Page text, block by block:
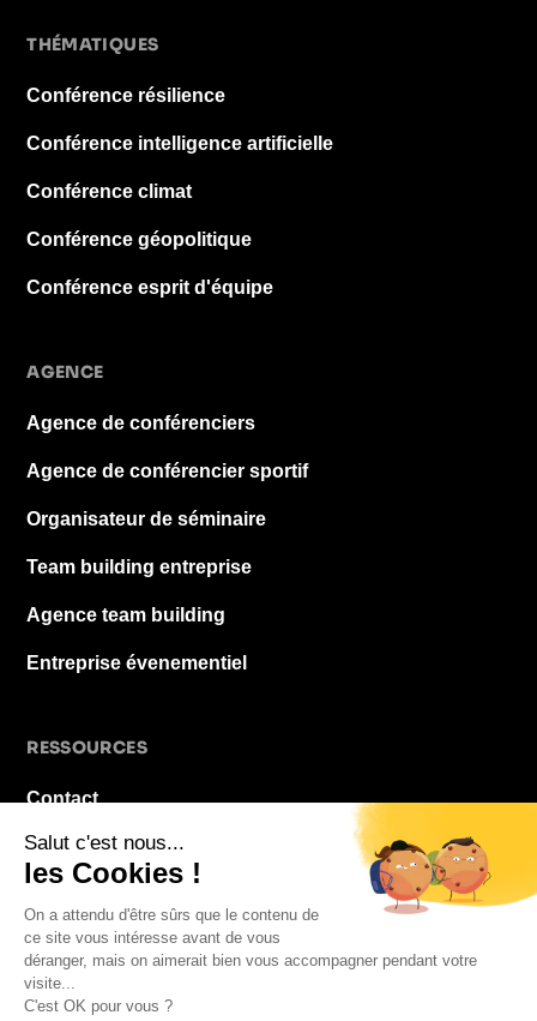
THÉMATIQUES
Conférence résilience
Conférence intelligence artificielle
Conférence climat
Conférence géopolitique
Conférence esprit d'équipe
AGENCE
Agence de conférenciers
Agence de conférencier sportif
Organisateur de séminaire
Team building entreprise
Agence team building
Entreprise évenementiel
RESSOURCES
Contact
À propos
FAQ